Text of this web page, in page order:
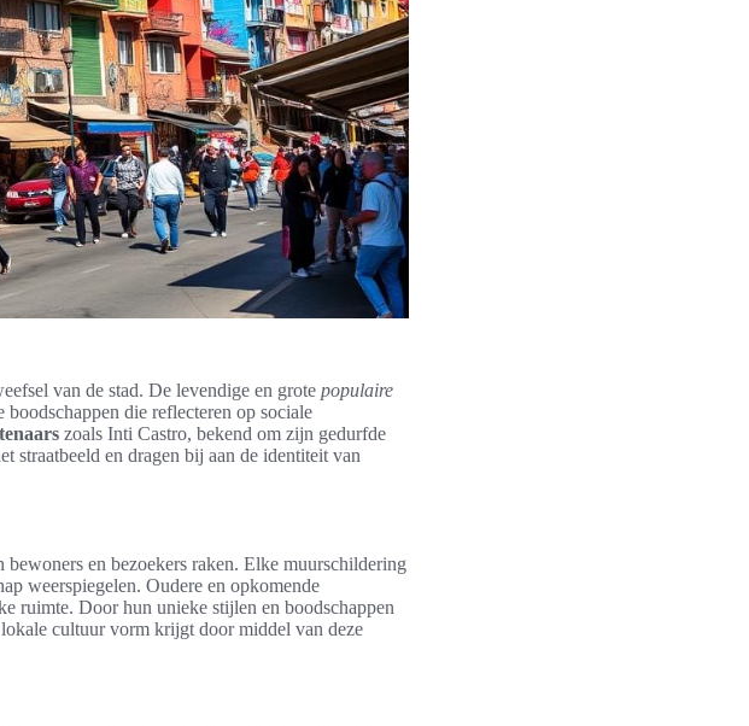
van de stad. De levendige en grote populaire
die reflecteren op sociale
zoals Inti Castro, bekend om zijn gedurfde
straatbeeld en dragen bij aan de identiteit van
en bezoekers raken. Elke muurschildering
weerspiegelen. Oudere en opkomende
ruimte. Door hun unieke stijlen en boodschappen
cultuur vorm krijgt door middel van deze